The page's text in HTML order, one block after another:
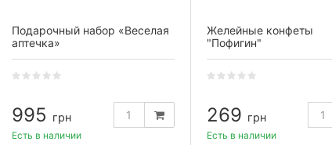
Подарочный набор «Веселая
аптечка»
995 грн
Есть в наличии
Желейные конфеты
"Пофигин"
269 грн
Есть в наличии